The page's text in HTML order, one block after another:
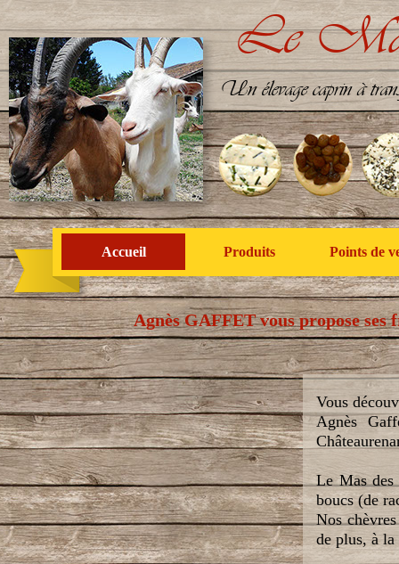
Le Mas
Un élevage caprin à
Accueil Produits Points de
Agnès GAFFET vous propose
Vous
Agnès
Le Mas des
boucs (de
Nos
de plus, à la